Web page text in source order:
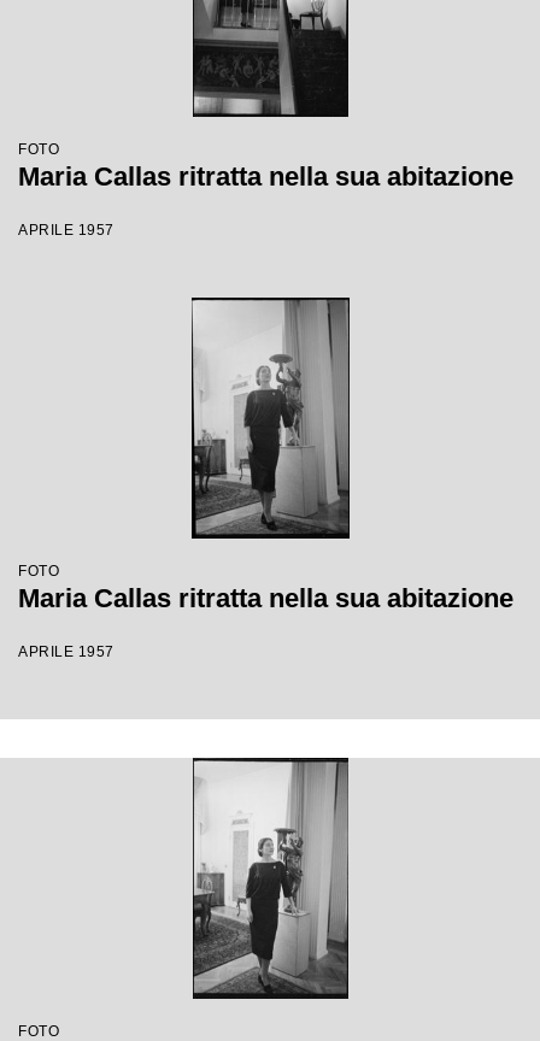
FOTO
Maria Callas ritratta nella sua abitazione
APRILE 1957
FOTO
Maria Callas ritratta nella sua abitazione
APRILE 1957
FOTO